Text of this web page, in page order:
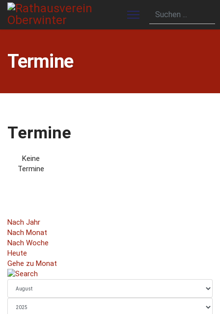
Termine
Termine
Keine
Termine
Nach Jahr
Nach Monat
Nach Woche
Heute
Gehe zu Monat